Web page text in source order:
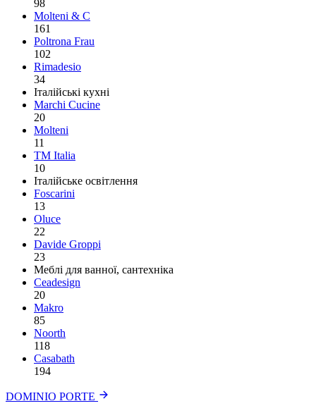
98
Molteni & C
161
Poltrona Frau
102
Rimadesio
34
Італійські кухні
Marchi Cucine
20
Molteni
11
TM Italia
10
Італійське освітлення
Foscarini
13
Oluce
22
Davide Groppi
23
Меблі для ванної, сантехніка
Ceadesign
20
Makro
85
Noorth
118
Сasabath
194
DOMINIO PORTE